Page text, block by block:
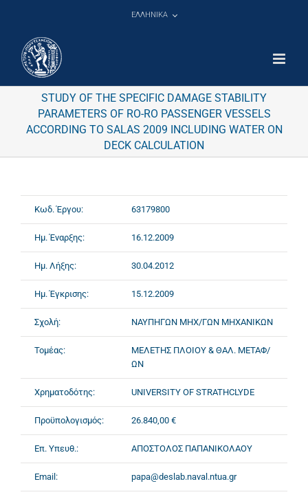
ΕΛΛΗΝΙΚΑ
STUDY OF THE SPECIFIC DAMAGE STABILITY
PARAMETERS OF RO-RO PASSENGER VESSELS
ACCORDING TO SALAS 2009 INCLUDING WATER ON
DECK CALCULATION
Κωδ. Έργου: 63179800
Ημ. Έναρξης: 16.12.2009
Ημ. Λήξης: 30.04.2012
Ημ. Έγκρισης: 15.12.2009
Σχολή: ΝΑΥΠΗΓΩΝ ΜΗΧ/ΓΩΝ ΜΗΧΑΝΙΚΩΝ
Τομέας:
ΜΕΛΕΤΗΣ ΠΛΟΙΟΥ & ΘΑΛ. ΜΕΤΑΦ/
ΩΝ
Χρηματοδότης: UNIVERSITY OF STRATHCLYDE
Προϋπολογισμός: 26.840,00 €
Επ. Υπευθ.: ΑΠΟΣΤΟΛΟΣ ΠΑΠΑΝΙΚΟΛΑΟΥ
Email: papa@deslab.naval.ntua.gr